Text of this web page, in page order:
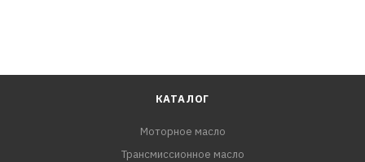
КАТАЛОГ
Моторное масло
Трансмиссионное масло